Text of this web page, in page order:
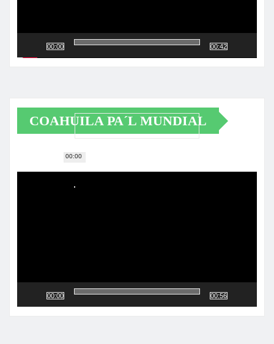
00:00
00:00
00:42
COAHUILA PA´L MUNDIAL
Reproductor
00:00 00:56